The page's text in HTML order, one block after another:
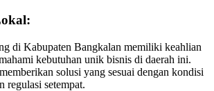
di Kabupaten Bangkalan memiliki keahlian
kebutuhan unik bisnis di daerah ini.
solusi yang sesuai dengan kondisi
regulasi setempat.